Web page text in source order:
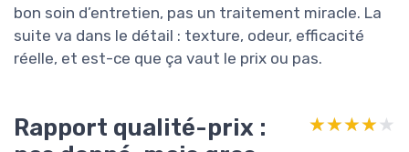
bon soin d’entretien, pas un traitement miracle. La
suite va dans le détail : texture, odeur, efficacité
réelle, et est-ce que ça vaut le prix ou pas.
Rapport qualité-prix :
★★★★★
★★★★★